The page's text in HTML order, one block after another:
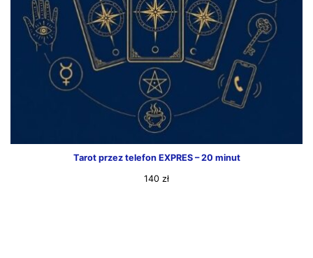
Tarot przez telefon EXPRES – 20 minut
140 zł